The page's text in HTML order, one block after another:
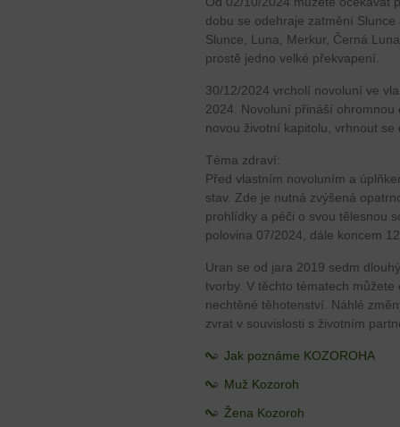
dobu se odehraje zatmění
Slunce, Luna, Merkur, Černá
prostě jedno velké překvapení.
30/12/2024 vrcholí novoluní ve
2024. Novoluní přináší
novou životní kapitolu, vrhnout
Téma zdraví:
Před vlastním novoluním a
stav. Zde je nutná zvýšená
prohlídky a péči o svou tělesnou
polovina 07/2024, dále koncem
Uran se od jara 2019 sedm
tvorby. V těchto tématech
nechtěné těhotenství. Náhlé
zvrat v souvislosti s životním
Jak poznáme KOZOROHA
Muž Kozoroh
Žena Kozoroh